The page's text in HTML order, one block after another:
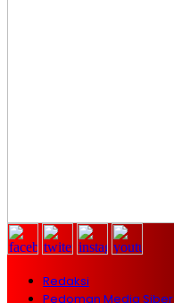
Redaksi
Pedoman Media Siber